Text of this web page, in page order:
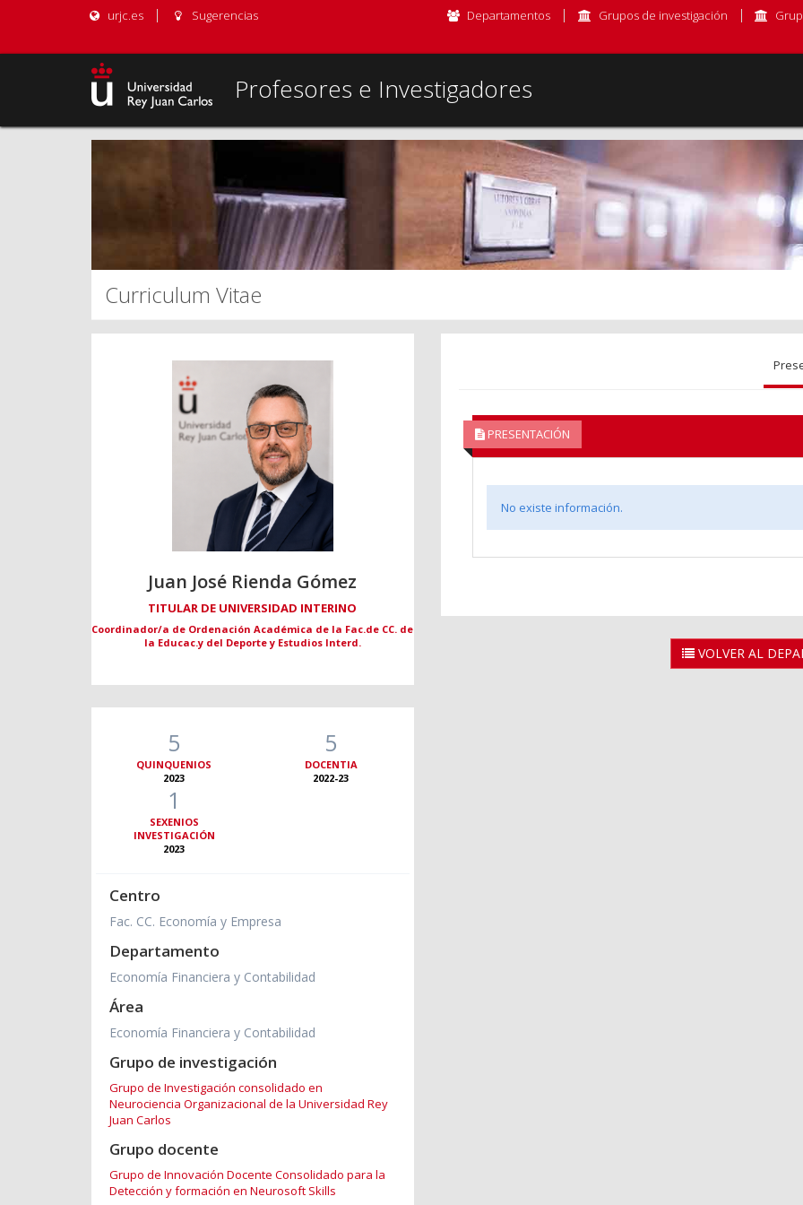
urjc.es Sugerencias Departamentos Grupos de investigación
Profesores e Investigadores
Curriculum Vitae
Juan José Rienda Gómez
TITULAR DE UNIVERSIDAD INTERINO
Coordinador/a de Ordenación Académica de la Fac.de CC. de
la Educac.y del Deporte y Estudios Interd.
5
QUINQUENIOS
2023
5
DOCENTIA
2022-23
1
SEXENIOS
INVESTIGACIÓN
2023
Centro
Fac. CC. Economía y Empresa
Departamento
Economía Financiera y Contabilidad
Área
Economía Financiera y Contabilidad
Grupo de investigación
Grupo de Investigación consolidado en
Neurociencia Organizacional de la Universidad Rey
Juan Carlos
Grupo docente
Grupo de Innovación Docente Consolidado para la
Detección y formación en Neurosoft Skills
PRESENTACIÓN
No existe información.
VOLVER AL